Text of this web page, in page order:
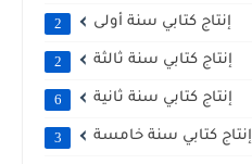
إنتاج كتابي سنة أولى 2
إنتاج كتابي سنة ثالثة 2
إنتاج كتابي سنة ثانية 6
إنتاج كتابي سنة خامسة 3